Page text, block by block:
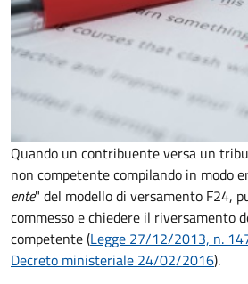
Quando un contribuente versa un
non competente compilando in modo
ente" del modello di versamento F24,
commesso e chiedere il riversamento
competente (Legge 27/12/2013, n.
Decreto ministeriale 24/02/2016).